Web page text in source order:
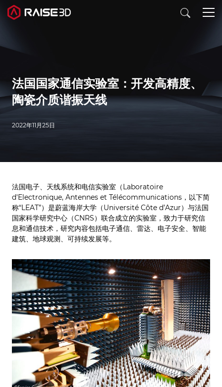
软件
材料
法国国家通信实验室：开发高精度、
陶瓷介质谐振天线
2022年11月25日
法国电子、天线系统和电信实验室（Laboratoire
d'Electronique, Antennes et Télécommunications，以下简
称“LEAT”）是蔚蓝海岸大学（Université Côte d’Azur）与法国
国家科学研究中心（CNRS）联合成立的实验室，致力于研究信
息和通信技术，研究内容包括电子通信、雷达、电子安全、智能
建筑、地球观测、可持续发展等。